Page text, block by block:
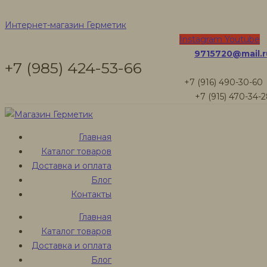
Интернет-магазин Герметик
Instagram Youtube
+7 (985) 424-53-66
+7 (916) 490-30-60
+7 (915) 470-34-
Главная
Каталог товаров
Доставка и оплата
Блог
Контакты
Главная
Каталог товаров
Доставка и оплата
Блог
Герметики
Torvens
Интернет-магазин Герметик
Герметик для швов Torvens, 600 мл слоновая кость